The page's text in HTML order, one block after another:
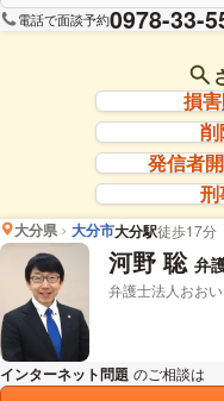
電話で面談予約0978-33-
損
削
発信者
刑
大分県
大分市大分駅徒歩17分
河野 聡 弁
弁護士法人おお
インターネット問題 のご相談は